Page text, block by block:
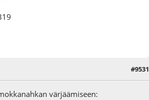
#9531
värjäämiseen: